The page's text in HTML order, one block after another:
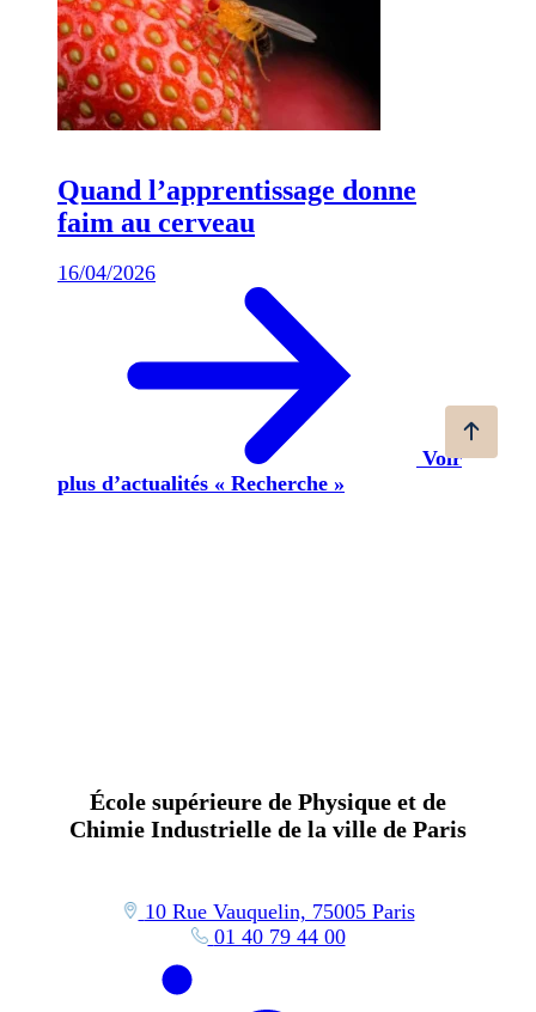
Quand l’apprentissage donne
faim au cerveau
16/04/2026
Voir
plus d’actualités « Recherche »
École supérieure de Physique et de
Chimie Industrielle de la ville de Paris
10 Rue Vauquelin, 75005 Paris
01 40 79 44 00